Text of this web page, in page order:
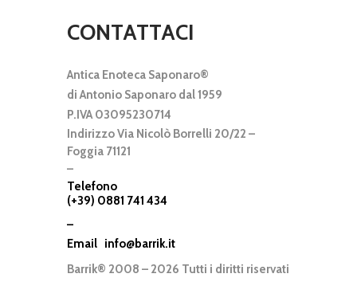
CONTATTACI
Antica Enoteca Saponaro®
di Antonio Saponaro dal 1959
P.IVA 03095230714
Indirizzo Via Nicolò Borrelli 20/22 –
Foggia 71121
–
Telefono
(+39) 0881 741 434
–
Email info@barrik.it
Barrik® 2008 – 2026 Tutti i diritti riservati